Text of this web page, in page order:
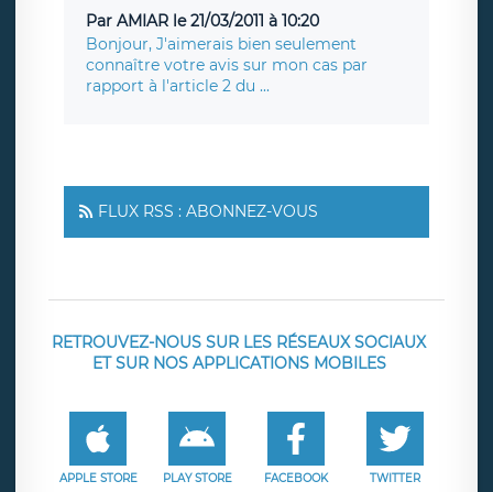
Par AMIAR le 21/03/2011 à 10:20
Bonjour, J'aimerais bien seulement
connaître votre avis sur mon cas par
rapport à l'article 2 du ...
FLUX RSS : ABONNEZ-VOUS
RETROUVEZ-NOUS SUR LES RÉSEAUX SOCIAUX
ET SUR NOS APPLICATIONS MOBILES
APPLE STORE PLAY STORE FACEBOOK TWITTER